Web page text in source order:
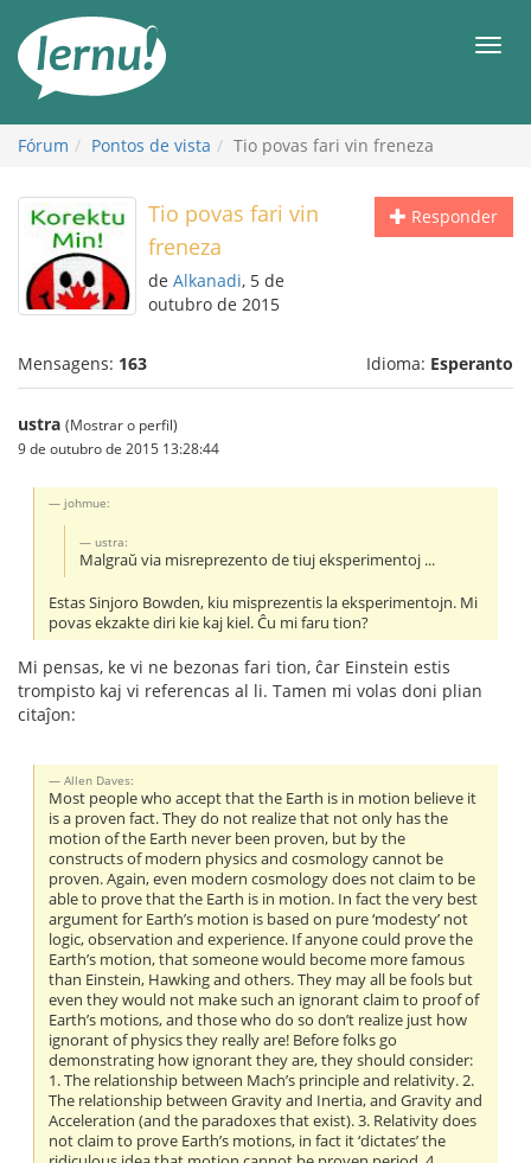
conteúdo
Fórum Pontos de vista Tio povas fari vin freneza
Responder
Tio povas fari vin
freneza
de Alkanadi, 5 de
outubro de 2015
Mensagens: 163 Idioma: Esperanto
ustra (Mostrar o perfil)
9 de outubro de 2015 13:28:44
johmue:
ustra:
Malgraŭ via misreprezento de tiuj eksperimentoj ...
Estas Sinjoro Bowden, kiu misprezentis la eksperimentojn. Mi
povas ekzakte diri kie kaj kiel. Ĉu mi faru tion?
Mi pensas, ke vi ne bezonas fari tion, ĉar Einstein estis
trompisto kaj vi referencas al li. Tamen mi volas doni plian
citaĵon:
Allen Daves:
Most people who accept that the Earth is in motion believe it
is a proven fact. They do not realize that not only has the
motion of the Earth never been proven, but by the
constructs of modern physics and cosmology cannot be
proven. Again, even modern cosmology does not claim to be
able to prove that the Earth is in motion. In fact the very best
argument for Earth’s motion is based on pure ‘modesty’ not
logic, observation and experience. If anyone could prove the
Earth’s motion, that someone would become more famous
than Einstein, Hawking and others. They may all be fools but
even they would not make such an ignorant claim to proof of
Earth’s motions, and those who do so don’t realize just how
ignorant of physics they really are! Before folks go
demonstrating how ignorant they are, they should consider:
1. The relationship between Mach’s principle and relativity. 2.
The relationship between Gravity and Inertia, and Gravity and
Acceleration (and the paradoxes that exist). 3. Relativity does
not claim to prove Earth’s motions, in fact it ‘dictates’ the